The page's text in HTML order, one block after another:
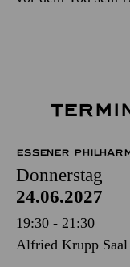
ESSENER
Donnerstag
24.06.2027
19:30 - 21:30
Alfried Krupp Saal